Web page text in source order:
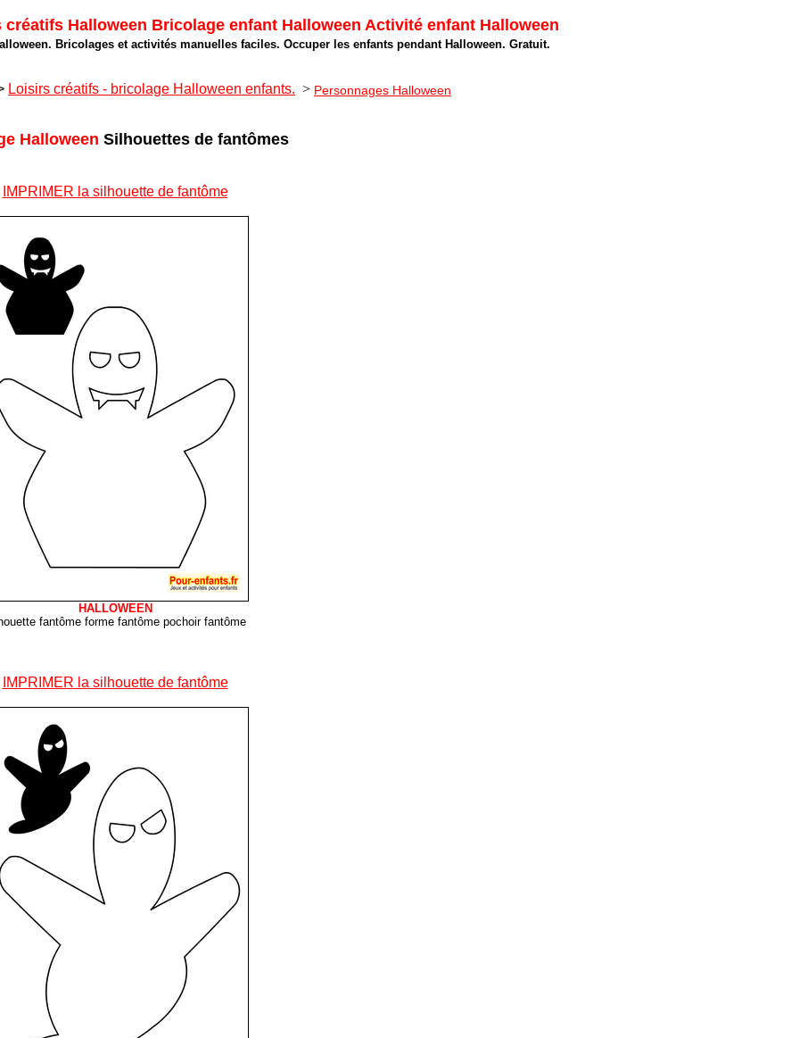
créatifs Halloween Bricolage enfant Halloween Activité enfant Halloween
Bricolages et activités manuelles faciles. Occuper les enfants pendant Halloween. Gratuit.
Loisirs créatifs - bricolage Halloween enfants. > Personnages Halloween
Halloween Silhouettes de fantômes
IMPRIMER la silhouette de fantôme
HALLOWEEN
fantôme forme fantôme pochoir fantôme
IMPRIMER la silhouette de fantôme